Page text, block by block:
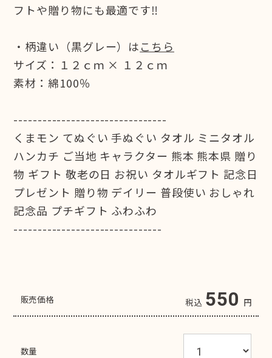
フトや贈り物にも最適です‼
・柄違い（黒グレー）はこちら
サイズ：１２ｃｍ × １２ｃｍ
素材：綿100％
--------------------------------
くまモン てぬぐい 手ぬぐい タオル ミニタオル
ハンカチ ご当地 キャラクター 熊本 熊本県 贈り
物 ギフト 敬老の日 お祝い タオルギフト 記念日
プレゼント 贈り物 デイリー 普段使い おしゃれ
記念品 プチギフト ふわふわ
-------------------------------
販売価格 税込 550 円
数量